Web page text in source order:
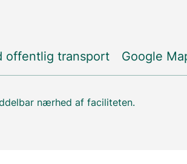
offentlig transport Google
nærhed af faciliteten.